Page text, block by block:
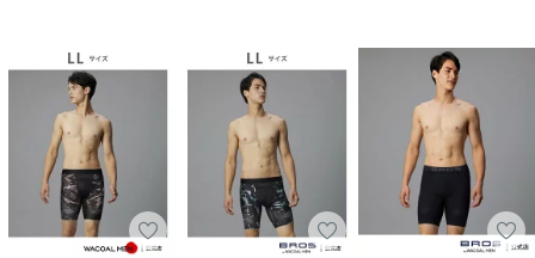
ポリウレタン,ポリエステル,切替部:
ナイロン80%,ポリウレタン20%,テープ部:
ナイロン90%,ポリウレタン10%
サイズ
クリーニング
洗濯機可
※お洗濯は、必ず「取り扱い表示」にしたがっ